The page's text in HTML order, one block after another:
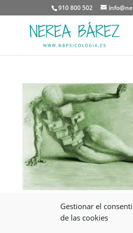
Gestionar el
de las cookies
910 800 502
Pensando en… Los cajones